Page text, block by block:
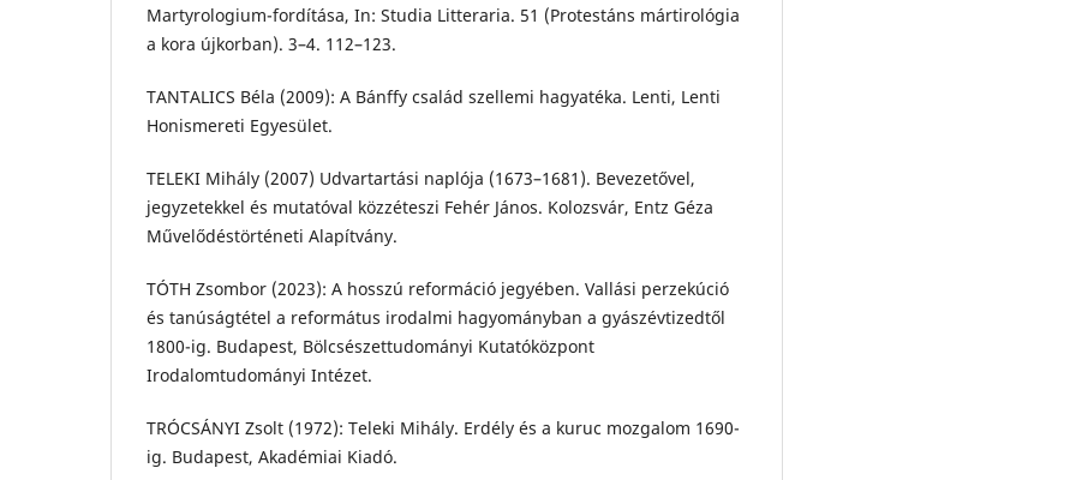
Martyrologium-fordítása, In: Studia Litteraria. 51 (Protestáns mártirológia
a kora újkorban). 3–4. 112–123.
TANTALICS Béla (2009): A Bánffy család szellemi hagyatéka. Lenti, Lenti
Honismereti Egyesület.
TELEKI Mihály (2007) Udvartartási naplója (1673–1681). Bevezetővel,
jegyzetekkel és mutatóval közzéteszi Fehér János. Kolozsvár, Entz Géza
Művelődéstörténeti Alapítvány.
TÓTH Zsombor (2023): A hosszú reformáció jegyében. Vallási perzekúció
és tanúságtétel a református irodalmi hagyományban a gyászévtizedtől
1800-ig. Budapest, Bölcsészettudományi Kutatóközpont
Irodalomtudományi Intézet.
TRÓCSÁNYI Zsolt (1972): Teleki Mihály. Erdély és a kuruc mozgalom 1690-
ig. Budapest, Akadémiai Kiadó.